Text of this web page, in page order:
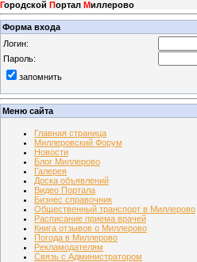
Городской Портал Миллерово
Форма входа
Логин:
Пароль:
запомнить
Меню сайта
Главная страница
Миллеровский Форум
Новости
Блог Миллерово
Галерея
Доска объявлений
Видео Портала
Бизнес справочник
Общественный транспорт в Миллерово
Расписание приема врачей
Книга отзывов о Миллерово
Погода в Миллерово
Рекламодателям
Связь с Администратором